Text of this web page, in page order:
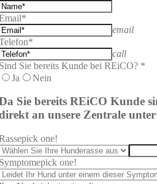
email
call
Sie bereits Kunde bei REiCO? *
Ja
Nein
Sie bereits REiCO Kunde
an unsere Zentrale
pick one!
pick one!